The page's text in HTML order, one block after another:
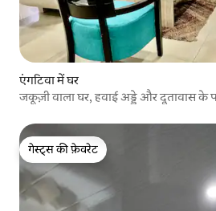
एंगटिवा में घर
जकूज़ी वाला घर, हवाई अड्डे और दूतावास के
गेस्ट्स की फ़ेवरेट
गेस्ट्स की फ़ेवरेट